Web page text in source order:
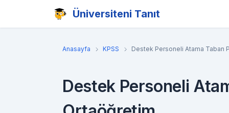
Üniversiteni Tanıt
Anasayfa KPSS Destek Personeli Atama Taban
Destek Personeli